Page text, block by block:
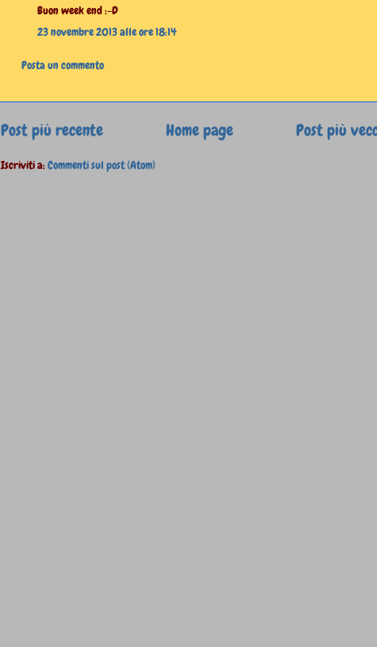
Buon week end :-D
23 novembre 2013 alle ore 18:14
Posta un commento
Post più recente Post più
Home page
Iscriviti a:Commenti sul post (Atom)